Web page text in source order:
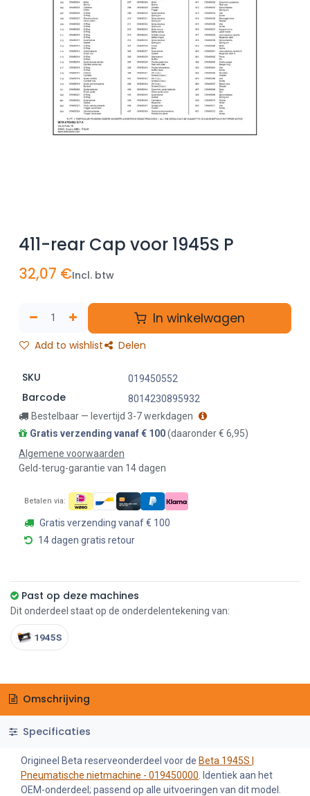
411-rear Cap voor 1945S P
32,07 €Incl. btw
In winkelwagen
Add to wishlist Delen
SKU 019450552
Barcode
8014230895932
Bestelbaar — levertijd 3-7 werkdagen
Gratis verzending vanaf € 100(daaronder € 6,95)
Algemene voorwaarden
Geld-terug-garantie van 14 dagen
Betalen via:
Gratis verzending vanaf € 100
14 dagen gratis retour
Past op deze machines
Dit onderdeel staat op de onderdelentekening van:
1945S
Omschrijving
Specificaties
Origineel Beta reserveonderdeel voor de Beta 1945S |
Pneumatische nietmachine - 019450000 . Identiek aan het
OEM-onderdeel; passend op alle uitvoeringen van dit model.